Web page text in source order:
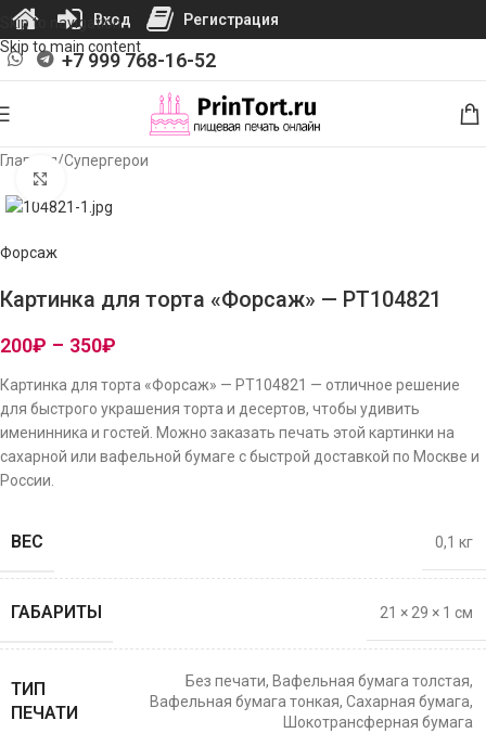
Skip to navigation
Skip to main content
+7 999 768-16-52
Главная/Супергерои
Форсаж
Картинка для торта «Форсаж» — PT104821
200₽ – 350₽
Картинка для торта «Форсаж» — PT104821 — отличное решение
для быстрого украшения торта и десертов, чтобы удивить
именинника и гостей. Можно заказать печать этой картинки на
сахарной или вафельной бумаге с быстрой доставкой по Москве и
России.
ВЕС 0,1 кг
ГАБАРИТЫ 21 × 29 × 1 см
ТИП
ПЕЧАТИ
Без печати, Вафельная бумага толстая,
Вафельная бумага тонкая, Сахарная бумага,
Шокотрансферная бумага
Вход Регистрация